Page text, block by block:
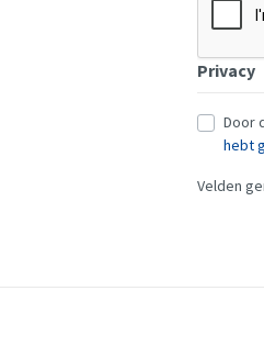
Privacy
Door
hebt
Velden